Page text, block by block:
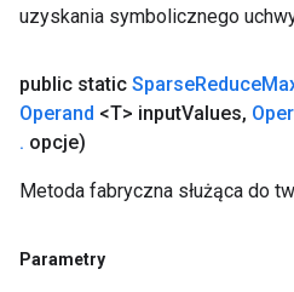
uzyskania symbolicznego
public static SparseReduce
Operand <T> inputValues,
. opcje)
Metoda fabryczna służąca do
Parametry